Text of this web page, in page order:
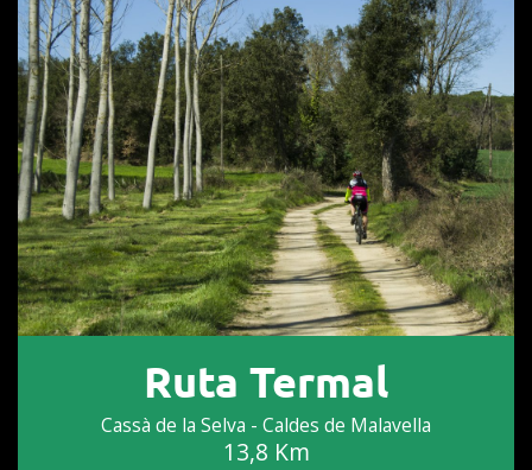
Ruta Termal
Cassà de la Selva - Caldes de Malavella
13,8 Km